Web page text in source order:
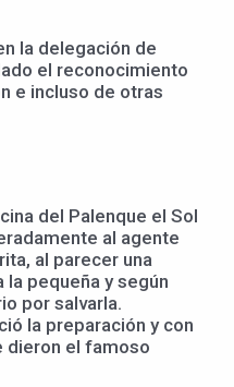
la delegación de
el reconocimiento
e incluso de otras
del Palenque el Sol
al agente
al parecer una
pequeña y según
por salvarla.
la preparación y con
dieron el famoso